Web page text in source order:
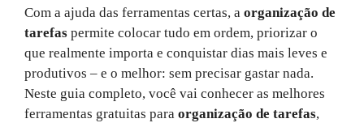
Com a ajuda das ferramentas certas, a organização de
tarefas permite colocar tudo em ordem, priorizar o
que realmente importa e conquistar dias mais leves e
produtivos – e o melhor: sem precisar gastar nada.
Neste guia completo, você vai conhecer as melhores
ferramentas gratuitas para organização de tarefas,